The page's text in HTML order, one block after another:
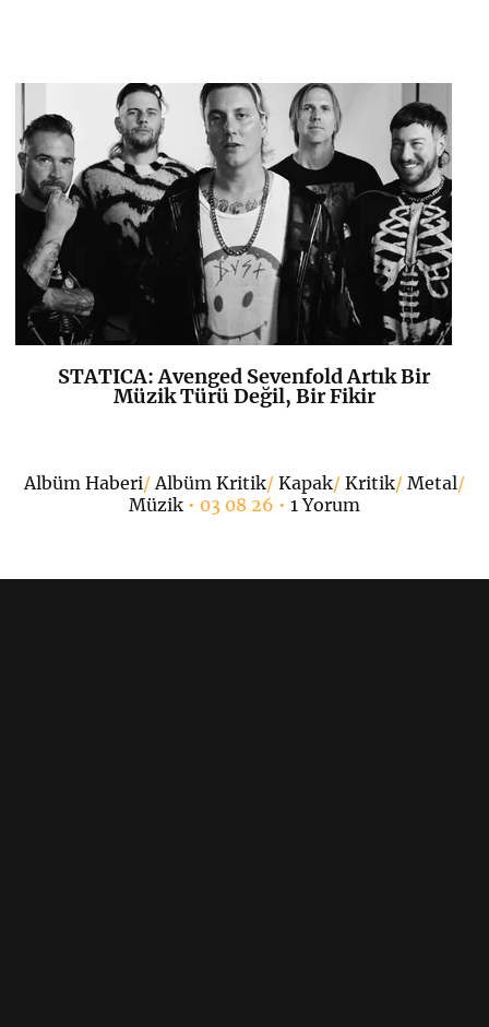
K+
STATICA: Avenged Sevenfold Artık Bir
Müzik Türü Değil, Bir Fikir
Albüm Haberi/Albüm Kritik/ Kapak/ Kritik/ Metal/
Müzik• 03 08 26 • 1 Yorum